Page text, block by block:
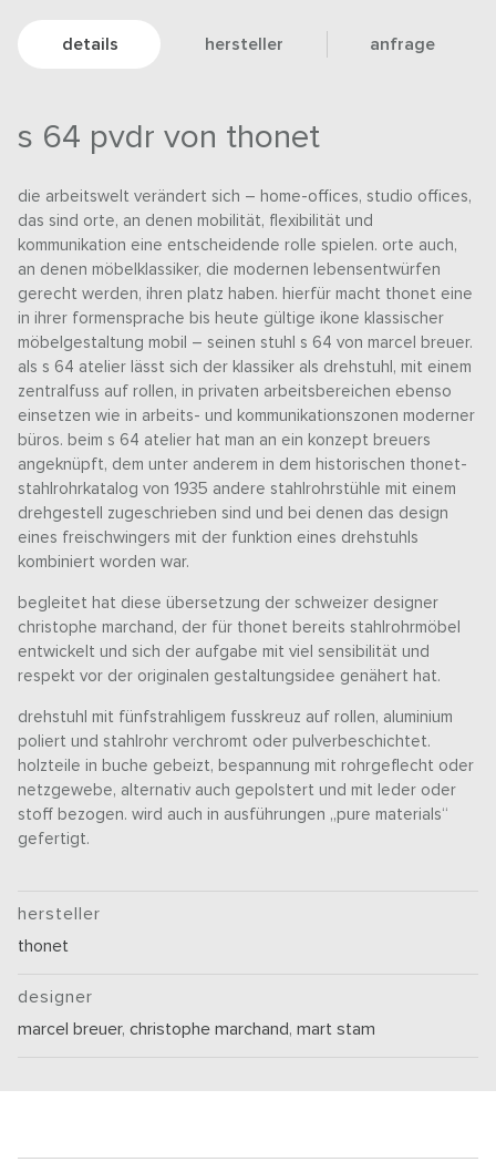
details hersteller anfrage
s 64 pvdr von thonet
die arbeitswelt verändert sich – home-offices, studio offices,
das sind orte, an denen mobilität, flexibilität und
kommunikation eine entscheidende rolle spielen. orte auch,
an denen möbelklassiker, die modernen lebensentwürfen
gerecht werden, ihren platz haben. hierfür macht thonet eine
in ihrer formensprache bis heute gültige ikone klassischer
möbelgestaltung mobil – seinen stuhl s 64 von marcel breuer.
als s 64 atelier lässt sich der klassiker als drehstuhl, mit einem
zentralfuss auf rollen, in privaten arbeitsbereichen ebenso
einsetzen wie in arbeits- und kommunikationszonen moderner
büros. beim s 64 atelier hat man an ein konzept breuers
angeknüpft, dem unter anderem in dem historischen thonet-
stahlrohrkatalog von 1935 andere stahlrohrstühle mit einem
drehgestell zugeschrieben sind und bei denen das design
eines freischwingers mit der funktion eines drehstuhls
kombiniert worden war.
begleitet hat diese übersetzung der schweizer designer
christophe marchand, der für thonet bereits stahlrohrmöbel
entwickelt und sich der aufgabe mit viel sensibilität und
respekt vor der originalen gestaltungsidee genähert hat.
drehstuhl mit fünfstrahligem fusskreuz auf rollen, aluminium
poliert und stahlrohr verchromt oder pulverbeschichtet.
holzteile in buche gebeizt, bespannung mit rohrgeflecht oder
netzgewebe, alternativ auch gepolstert und mit leder oder
stoff bezogen. wird auch in ausführungen „pure materials“
gefertigt.
hersteller
thonet
designer
marcel breuer,christophe marchand,mart stam